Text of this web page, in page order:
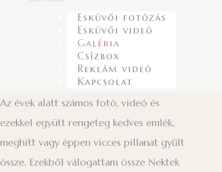
Esküvői fotózás
Esküvői videó
Galéria
Csízbox
Reklám videó
Kapcsolat
Az évek alatt számos fotó, videó és
ezekkel együtt rengeteg kedves emlék,
meghitt vagy éppen vicces pillanat gyűlt
össze. Ezekből válogattam össze Nektek